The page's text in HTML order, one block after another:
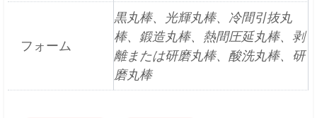
フォーム
黒丸棒、光輝丸棒、冷間引抜丸
棒、鍛造丸棒、熱間圧延丸棒、剥
離または研磨丸棒、酸洗丸棒、研
磨丸棒